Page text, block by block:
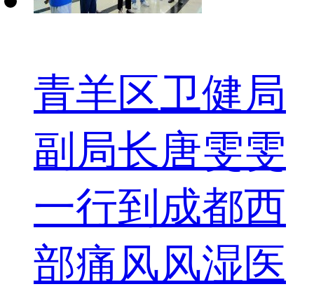
青羊区卫健局
副局长唐雯雯
一行到成都西
部痛风风湿医